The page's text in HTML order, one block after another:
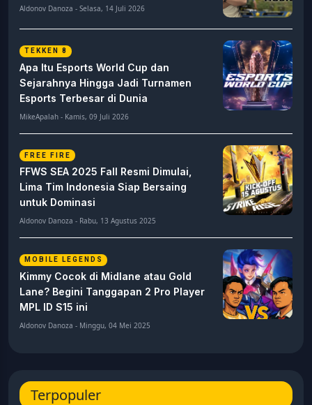
Aldonov Danoza - Selasa, 14 Juli 2026
TEKKEN 8
Apa Itu Esports World Cup dan
Sejarahnya Hingga Jadi Turnamen
Esports Terbesar di Dunia
MikeApalah - Kamis, 09 Juli 2026
FREE FIRE
FFWS SEA 2025 Fall Resmi Dimulai,
Lima Tim Indonesia Siap Bersaing
untuk Dominasi
Aldonov Danoza - Rabu, 13 Agustus 2025
MOBILE LEGENDS
Kimmy Cocok di Midlane atau Gold
Lane? Begini Tanggapan 2 Pro Player
MPL ID S15 ini
Aldonov Danoza - Minggu, 04 Mei 2025
Terpopuler